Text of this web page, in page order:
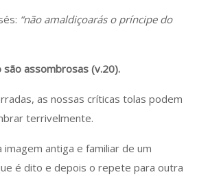
“não amaldiçoarás o príncipe do
assombrosas (v.20).
as nossas críticas tolas podem
terrivelmente.
imagem antiga e familiar de um
é dito e depois o repete para outra